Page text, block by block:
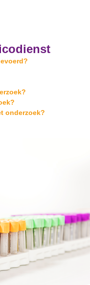
onderzoek?